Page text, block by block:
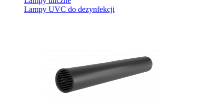
Lampy UVC do dezynfekcji